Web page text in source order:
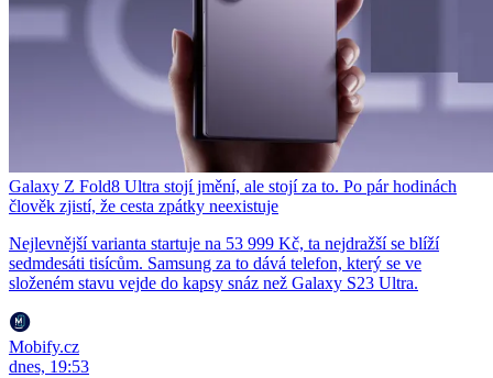
Galaxy Z Fold8 Ultra stojí jmění, ale stojí za to. Po pár hodinách
člověk zjistí, že cesta zpátky neexistuje
Nejlevnější varianta startuje na 53 999 Kč, ta nejdražší se blíží
sedmdesáti tisícům. Samsung za to dává telefon, který se ve
složeném stavu vejde do kapsy snáz než Galaxy S23 Ultra.
Mobify.cz
dnes, 19:53